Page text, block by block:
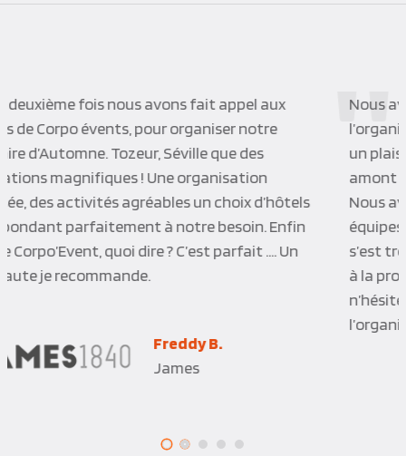
Nous avons travaillé avec Corpo’Events pour
l’organisation de notre dernier séminaire, cela a été
un plaisir de travailler avec l’agence, aussi bien en
amont pour la préparation que le jour du séminaire.
Nous avons apprécié le sérieux, la réactivité des
équipes à nos différentes sollicitations. Le séminaire
s’est très bien déroulé et correspondait exactement
à la proposition qui nous a été faite. Nous
n’hésiterons pas à refaire appel à Corpo’Events pour